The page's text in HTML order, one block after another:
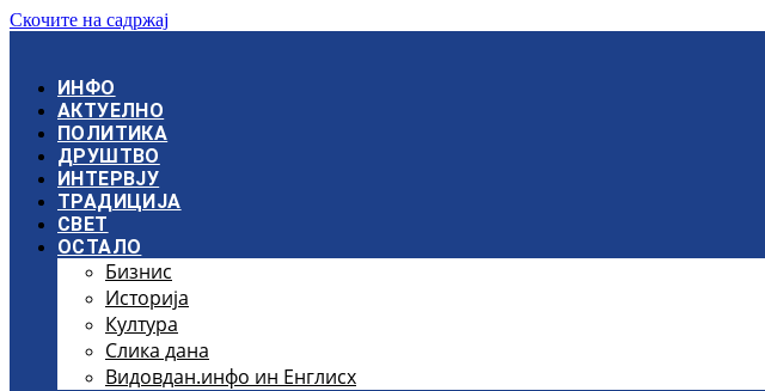
Скочите на садржај
ИНФО
АКТУЕЛНО
ПОЛИТИКА
ДРУШТВО
ИНТЕРВЈУ
ТРАДИЦИЈА
СВЕТ
ОСТАЛО
Бизнис
Историја
Култура
Слика дана
Видовдан.инфо ин Енглисх